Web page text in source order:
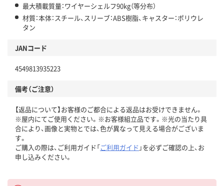
最大積載質量：ワイヤーシェルフ90kg（等分布）
材質：本体：スチール、スリーブ：ABS樹脂、キャスター：ポリウレ
タン
JANコード
4549813935223
備考（ご注意）
【返品について】お客様のご都合による返品はお受けできません。
※屋内にてご使用ください。※お客様組立品です。※光の当たり具
合により、画像と実物とでは、色が異なって見える場合がございま
す。
ご購入の際は、ご利用ガイド「ご利用ガイド 」を必ずご確認の上、お
申し込みください。